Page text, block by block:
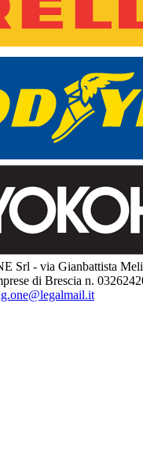
Srl - via Gianbattista
di Brescia n.